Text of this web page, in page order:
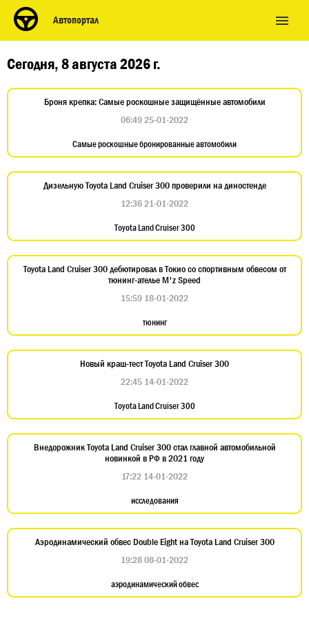
Автопортал
Сегодня, 8 августа 2026 г.
Броня крепка: Самые роскошные защищённые автомобили
06:49 25-01-2022
Самые роскошные бронированные автомобили
Дизельную Toyota Land Cruiser 300 проверили на диностенде
12:36 21-01-2022
Toyota Land Cruiser 300
Toyota Land Cruiser 300 дебютировал в Токио со спортивным обвесом от
тюнинг-ателье M'z Speed
15:59 18-01-2022
тюнинг
Новый краш-тест Toyota Land Cruiser 300
22:45 14-01-2022
Toyota Land Cruiser 300
Внедорожник Toyota Land Cruiser 300 стал главной автомобильной
новинкой в РФ в 2021 году
17:22 14-01-2022
исследования
Аэродинамический обвес Double Eight на Toyota Land Cruiser 300
19:28 08-01-2022
аэродинамический обвес